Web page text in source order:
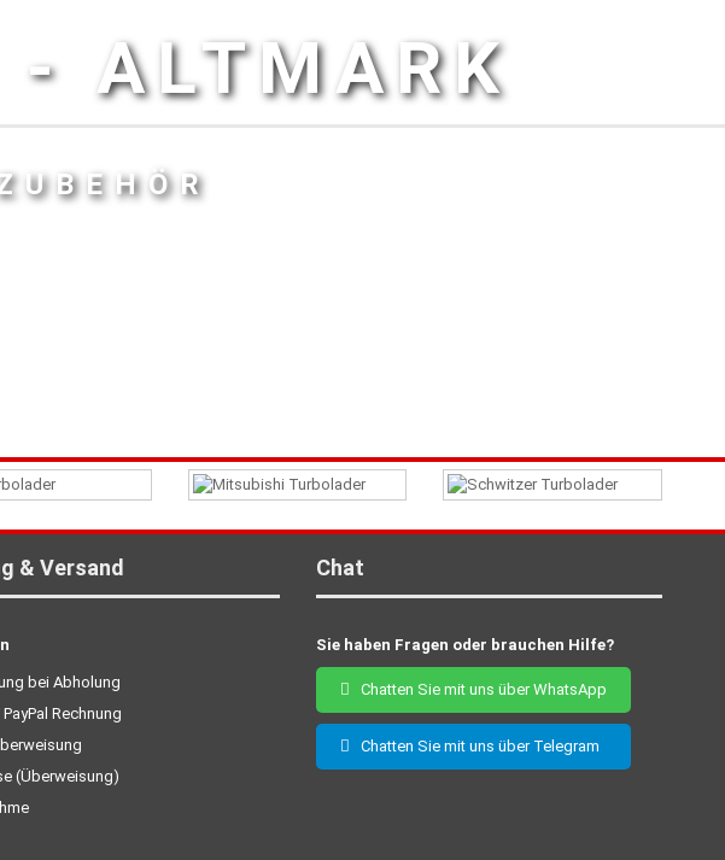
- ALTMARK
& Versand
bei Abholung
PayPal Rechnung
(Überweisung)
Chat
Sie haben Fragen oder brauchen Hilfe?
Chatten Sie mit uns über WhatsApp
Chatten Sie mit uns über Telegram